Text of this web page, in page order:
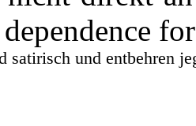
satirisch und entbehren